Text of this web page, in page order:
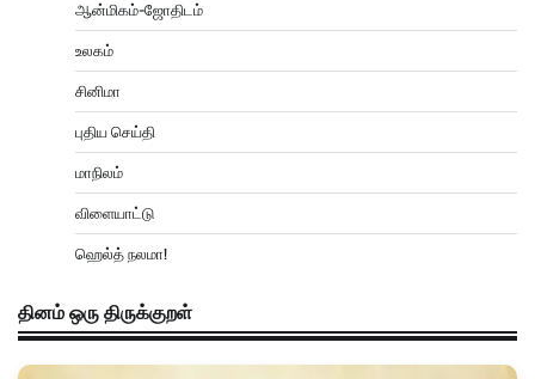
ஆன்மிகம்-ஜோதிடம்
உலகம்
சினிமா
புதிய செய்தி
மாநிலம்
விளையாட்டு
ஹெல்த் நலமா!
தினம் ஒரு திருக்குறள்